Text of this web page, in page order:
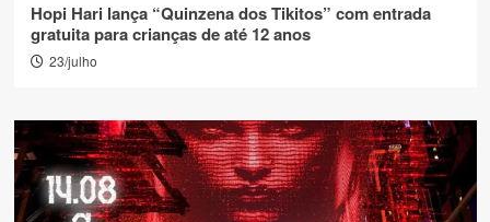
Hopi Hari lança “Quinzena dos Tikitos” com entrada
gratuita para crianças de até 12 anos
23/julho